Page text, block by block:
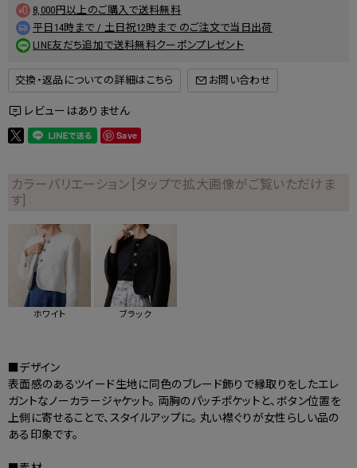
8,000円以上のご購入で送料無料
平日14時まで / 土日祝12時まで のご注文で当日出荷
LINE友だち追加で送料無料クーポンプレゼント
交換・返品についての詳細はこちら
レビューはありません
Save
カラーバリエーション [タップで拡大画像がご覧いただけま
す]
ホワイト ブラック
■デザイン
表面感のあるツイード生地に同色のブレード飾りで縁取りをしたエレ
ガントなノーカラージャケット。 両胸のパッチポケットと、ボタン位置を
上側に寄せることで、スタイルアップに。 丸い襟ぐりが女性らしい品の
ある印象です。